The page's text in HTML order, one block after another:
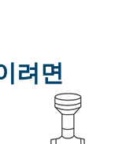
려면